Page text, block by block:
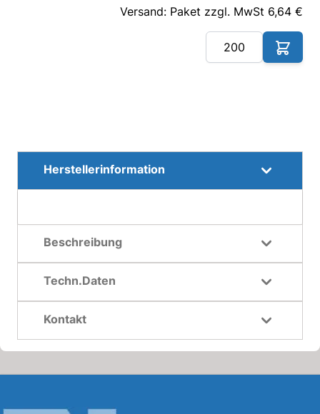
Versand: Paket zzgl. MwSt 6,64 €
Herstellerinformation
Beschreibung
Techn.Daten
Kontakt